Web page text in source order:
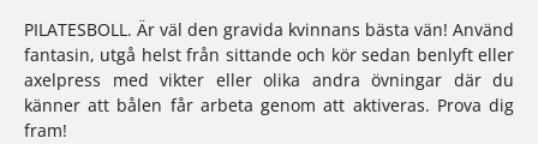
PILATESBOLL. Är väl den gravida kvinnans bästa vän! Använd
fantasin, utgå helst från sittande och kör sedan benlyft eller
axelpress med vikter eller olika andra övningar där du
känner att bålen får arbeta genom att aktiveras. Prova dig
fram!